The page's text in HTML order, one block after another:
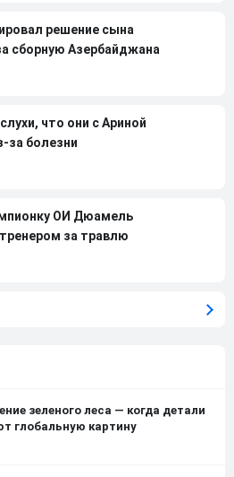
решение сына
сборную Азербайджана
что они с Ариной
за болезни
ОИ Дюамель
за травлю
зеленого леса — когда детали
глобальную картину